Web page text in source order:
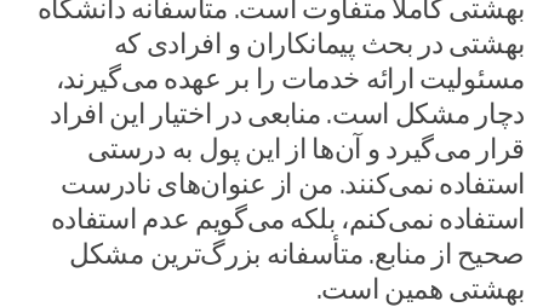
بهشتی کاملاً متفاوت است. متأسفانه دانشگاه
بهشتی در بحث پیمانکاران و افرادی که
مسئولیت ارائه خدمات را بر عهده می‌گیرند،
دچار مشکل است. منابعی در اختیار این افراد
قرار می‌گیرد و آن‌ها از این پول به درستی
استفاده نمی‌کنند. من از عنوان‌های نادرست
استفاده نمی‌کنم، بلکه می‌گویم‌ عدم استفاده
صحیح از منابع. متأسفانه بزرگ‌ترین مشکل
بهشتی همین است.